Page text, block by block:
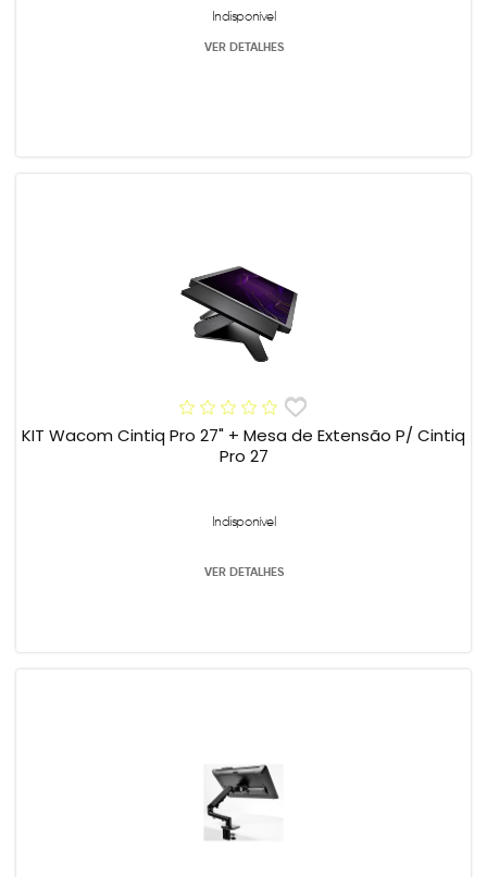
Indisponível
VER DETALHES
KIT Wacom Cintiq Pro 27" + Mesa de Extensão P/ Cintiq
Pro 27
Indisponível
VER DETALHES